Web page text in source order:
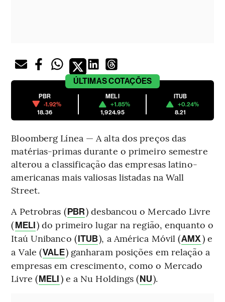
ÚLTIMASCOTAÇÕES
PBR
-1.92%
18.36
MELI
+1.85%
1,924.95
ITUB
+0.24%
8.21
Bloomberg Línea — A alta dos preços das
matérias-primas durante o primeiro semestre
alterou a classificação das empresas latino-
americanas mais valiosas listadas na Wall
Street.
A Petrobras (PBR) desbancou o Mercado Livre
(MELI) do primeiro lugar na região, enquanto o
Itaú Unibanco (ITUB), a América Móvil (AMX) e
a Vale (VALE) ganharam posições em relação a
empresas em crescimento, como o Mercado
Livre (MELI) e a Nu Holdings (NU).